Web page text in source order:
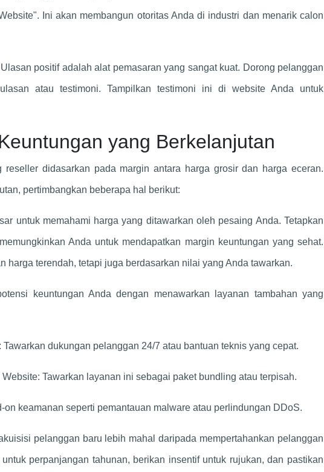
Ini akan membangun otoritas Anda di industri dan menarik calon
positif adalah alat pemasaran yang sangat kuat. Dorong pelanggan
atau testimoni. Tampilkan testimoni ini di website Anda untuk
yang Berkelanjutan
didasarkan pada margin antara harga grosir dan harga eceran.
pertimbangkan beberapa hal berikut:
untuk memahami harga yang ditawarkan oleh pesaing Anda. Tetapkan
Anda untuk mendapatkan margin keuntungan yang sehat.
harga terendah, tetapi juga berdasarkan nilai yang Anda tawarkan.
keuntungan Anda dengan menawarkan layanan tambahan yang
dukungan pelanggan 24/7 atau bantuan teknis yang cepat.
Tawarkan layanan ini sebagai paket bundling atau terpisah.
on keamanan seperti pemantauan malware atau perlindungan DDoS.
pelanggan baru lebih mahal daripada mempertahankan pelanggan
perpanjangan tahunan, berikan insentif untuk rujukan, dan pastikan